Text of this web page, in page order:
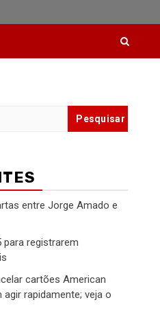
entre Jorge Amado e
registrarem
cartões American
rapidamente; veja o